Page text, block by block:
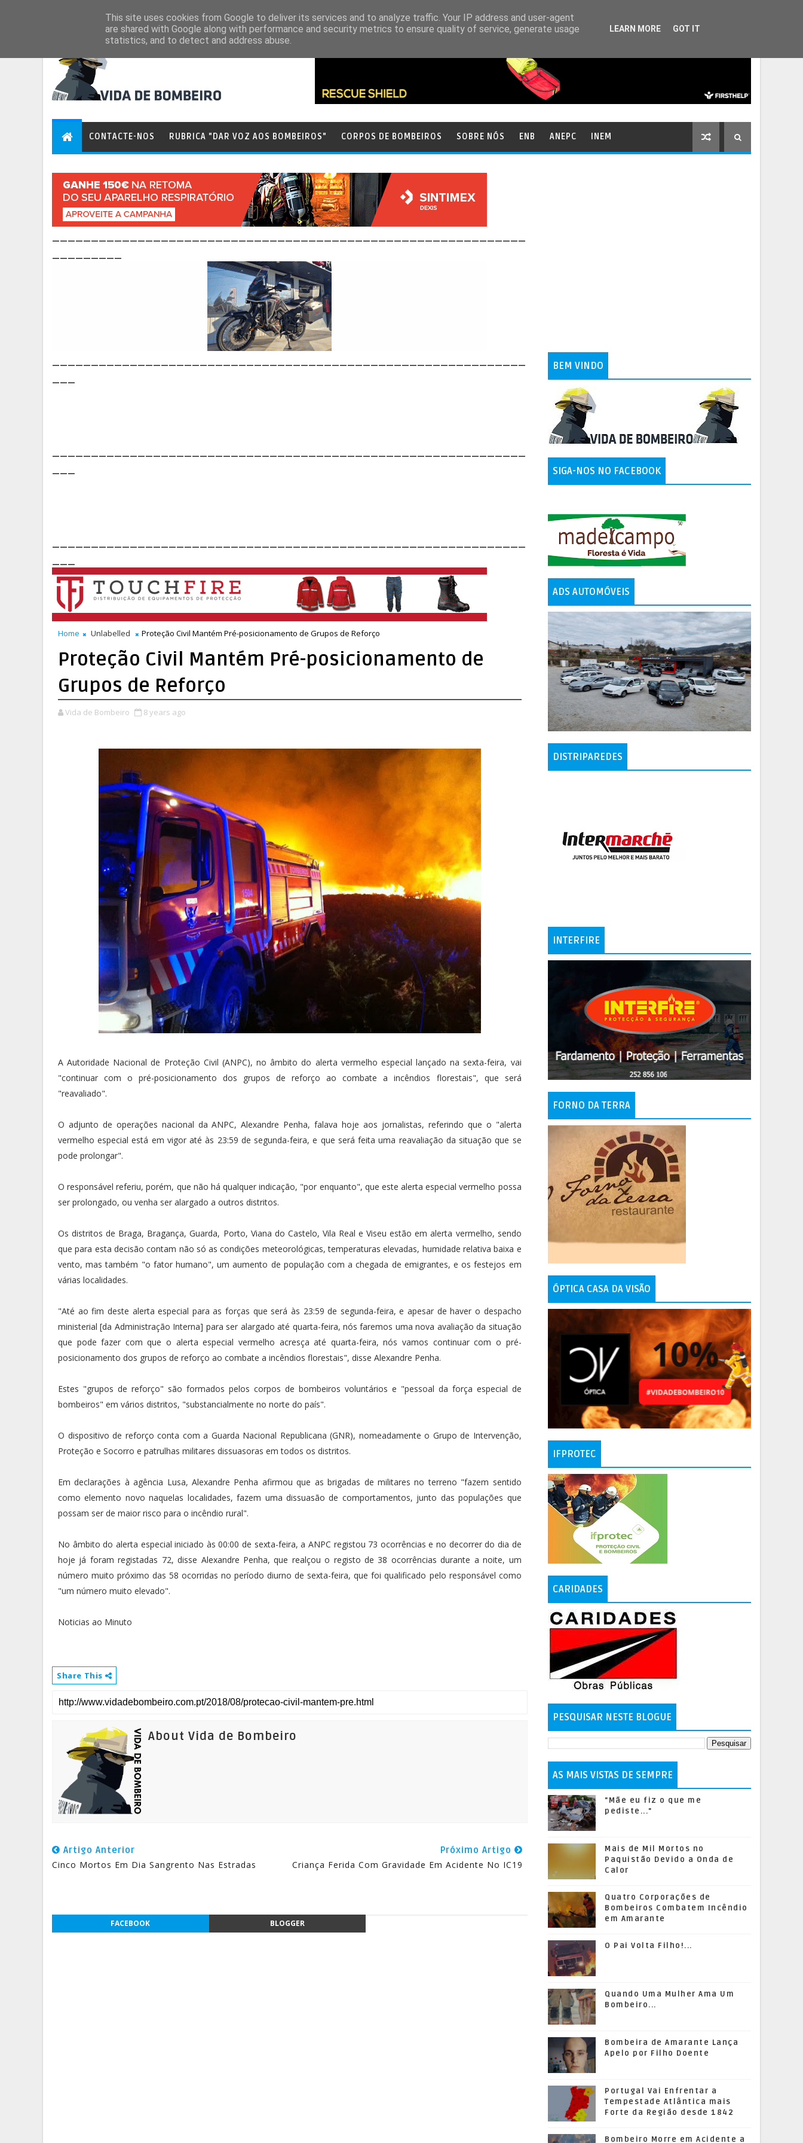
CONTACTE-NOS RUBRICA "DAR VOZ AOS BOMBEIROS" CORPOS DE BOMBEIROS SOBRE NÓS ENB ANEPC INEM
Home Unlabelled Proteção Civil Mantém Pré-posicionamento de Grupos de Reforço
Proteção Civil Mantém Pré-posicionamento de
Grupos de Reforço
Vida de Bombeiro 8 years ago
A Autoridade Nacional de Proteção Civil (ANPC), no âmbito do alerta vermelho especial lançado na sexta-feira, vai
"continuar com o pré-posicionamento dos grupos de reforço ao combate a incêndios florestais", que será
"reavaliado".
O adjunto de operações nacional da ANPC, Alexandre Penha, falava hoje aos jornalistas, referindo que o "alerta
vermelho especial está em vigor até às 23:59 de segunda-feira, e que será feita uma reavaliação da situação que se
pode prolongar".
O responsável referiu, porém, que não há qualquer indicação, "por enquanto", que este alerta especial vermelho possa
ser prolongado, ou venha ser alargado a outros distritos.
Os distritos de Braga, Bragança, Guarda, Porto, Viana do Castelo, Vila Real e Viseu estão em alerta vermelho, sendo
que para esta decisão contam não só as condições meteorológicas, temperaturas elevadas, humidade relativa baixa e
vento, mas também "o fator humano", um aumento de população com a chegada de emigrantes, e os festejos em
várias localidades.
"Até ao fim deste alerta especial para as forças que será às 23:59 de segunda-feira, e apesar de haver o despacho
ministerial [da Administração Interna] para ser alargado até quarta-feira, nós faremos uma nova avaliação da situação
que pode fazer com que o alerta especial vermelho acresça até quarta-feira, nós vamos continuar com o pré-
posicionamento dos grupos de reforço ao combate a incêndios florestais", disse Alexandre Penha.
Estes "grupos de reforço" são formados pelos corpos de bombeiros voluntários e "pessoal da força especial de
bombeiros" em vários distritos, "substancialmente no norte do país".
O dispositivo de reforço conta com a Guarda Nacional Republicana (GNR), nomeadamente o Grupo de Intervenção,
Proteção e Socorro e patrulhas militares dissuasoras em todos os distritos.
Em declarações à agência Lusa, Alexandre Penha afirmou que as brigadas de militares no terreno "fazem sentido
como elemento novo naquelas localidades, fazem uma dissuasão de comportamentos, junto das populações que
possam ser de maior risco para o incêndio rural".
No âmbito do alerta especial iniciado às 00:00 de sexta-feira, a ANPC registou 73 ocorrências e no decorrer do dia de
hoje já foram registadas 72, disse Alexandre Penha, que realçou o registo de 38 ocorrências durante a noite, um
número muito próximo das 58 ocorridas no período diurno de sexta-feira, que foi qualificado pelo responsável como
"um número muito elevado".
Noticias ao Minuto
Share This
About Vida de Bombeiro
Artigo Anterior
Cinco Mortos Em Dia Sangrento Nas Estradas
Próximo Artigo
Criança Ferida Com Gravidade Em Acidente No IC19
FACEBOOK BLOGGER
BEM VINDO
SIGA-NOS NO FACEBOOK
ADS AUTOMÓVEIS
DISTRIPAREDES
INTERFIRE
FORNO DA TERRA
ÓPTICA CASA DA VISÃO
IFPROTEC
CARIDADES
PESQUISAR NESTE BLOGUE
AS MAIS VISTAS DE SEMPRE
"Mãe eu fiz o que me
pediste..."
Mais de Mil Mortos no
Paquistão Devido a Onda de
Calor
Quatro Corporações de
Bombeiros Combatem Incêndio
em Amarante
O Pai Volta Filho!...
Quando Uma Mulher Ama Um
Bombeiro...
Bombeira de Amarante Lança
Apelo por Filho Doente
Portugal Vai Enfrentar a
Tempestade Atlântica mais
Forte da Região desde 1842
Bombeiro Morre em Acidente a
This site uses cookies from Google to deliver its services and to analyze traffic. Your IP address and user-agent
are shared with Google along with performance and security metrics to ensure quality of service, generate usage
statistics, and to detect and address abuse.
LEARN MORE GOT IT